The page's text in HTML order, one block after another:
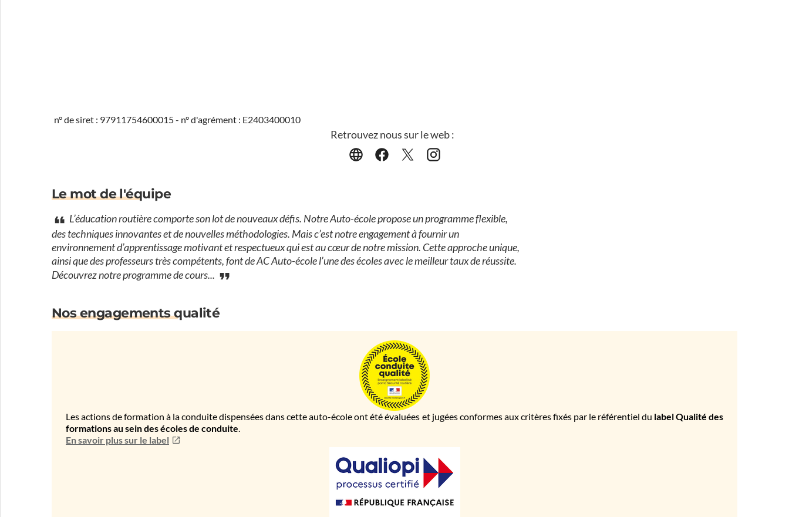
n° de siret : 97911754600015 - n° d'agrément : E2403400010
Retrouvez nous sur le web :
Le mot de l'équipe
L’éducation routière comporte son lot de nouveaux défis. Notre Auto-école propose un programme flexible,
des techniques innovantes et de nouvelles méthodologies. Mais c’est notre engagement à fournir un
environnement d’apprentissage motivant et respectueux qui est au cœur de notre mission. Cette approche unique,
ainsi que des professeurs très compétents, font de AC Auto-école l’une des écoles avec le meilleur taux de réussite.
Découvrez notre programme de cours...
Nos engagements qualité
Les actions de formation à la conduite dispensées dans cette auto-école ont été évaluées et jugées conformes aux critères fixés par le référentiel du label Qualité des
formations au sein des écoles de conduite.
En savoir plus sur le label